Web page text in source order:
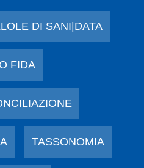
DI SANI|DATA
FIDA
TASSONOMIA